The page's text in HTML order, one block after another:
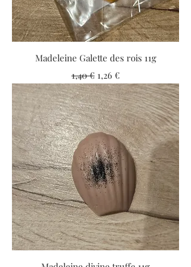
Madeleine Galette des rois 11g
Prix original
1,40 € Prix promotionnel
1,26 €